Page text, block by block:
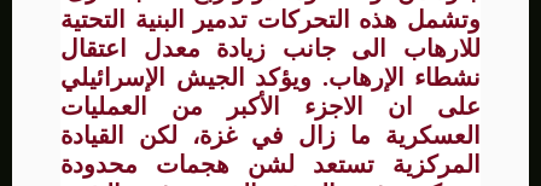
وتشمل هذه التحركات تدمير البنية التحتية
للارهاب الى جانب زيادة معدل اعتقال
نشطاء الإرهاب. ويؤكد الجيش الإسرائيلي
على ان الاجزء الأكبر من العمليات
العسكرية ما زال في غزة، لكن القيادة
المركزية تستعد لشن هجمات محدودة